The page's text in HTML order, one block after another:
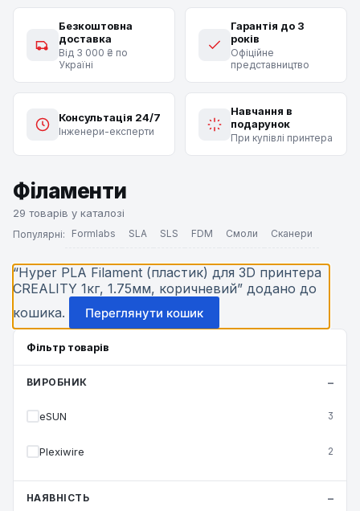
Безкоштовна
доставка
Від 3 000 ₴ по
Україні
Гарантія до 3
років
Офіційне
представництво
Консультація 24/7
Інженери-експерти
Навчання в
подарунок
При купівлі принтера
Філаменти
29 товарів у каталозі
Популярні: Formlabs SLA SLS FDM Смоли Сканери
“Hyper PLA Filament (пластик) для 3D принтера
CREALITY 1кг, 1.75мм, коричневий” додано до
кошика.
Переглянути кошик
Фільтр товарів
ВИРОБНИК
eSUN 3
Plexiwire 2
НАЯВНІСТЬ